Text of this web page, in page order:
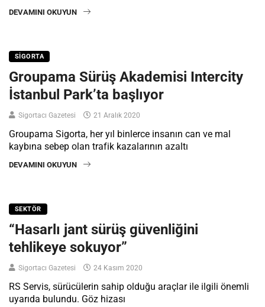
DEVAMINI OKUYUN
SIGORTA
Groupama Sürüş Akademisi Intercity
İstanbul Park’ta başlıyor
Sigortacı Gazetesi 21 Aralık 2020
Groupama Sigorta, her yıl binlerce insanın can ve mal
kaybına sebep olan trafik kazalarının azaltı
DEVAMINI OKUYUN
SEKTÖR
“Hasarlı jant sürüş güvenliğini
tehlikeye sokuyor”
Sigortacı Gazetesi 24 Kasım 2020
RS Servis, sürücülerin sahip olduğu araçlar ile ilgili önemli
uyarıda bulundu. Göz hizası